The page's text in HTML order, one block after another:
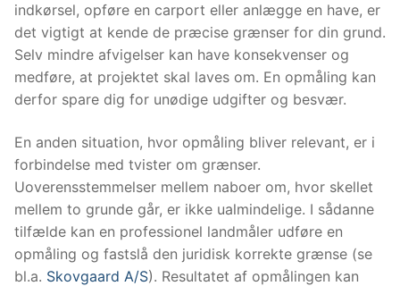
indkørsel, opføre en carport eller anlægge en have, er
det vigtigt at kende de præcise grænser for din grund.
Selv mindre afvigelser kan have konsekvenser og
medføre, at projektet skal laves om. En opmåling kan
derfor spare dig for unødige udgifter og besvær.
En anden situation, hvor opmåling bliver relevant, er i
forbindelse med tvister om grænser.
Uoverensstemmelser mellem naboer om, hvor skellet
mellem to grunde går, er ikke ualmindelige. I sådanne
tilfælde kan en professionel landmåler udføre en
opmåling og fastslå den juridisk korrekte grænse (se
bl.a. Skovgaard A/S). Resultatet af opmålingen kan